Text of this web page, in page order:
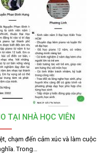
TẠI NHÀ HỌC VIÊN
chạm đến cảm xúc và làm cuộc
Trong…